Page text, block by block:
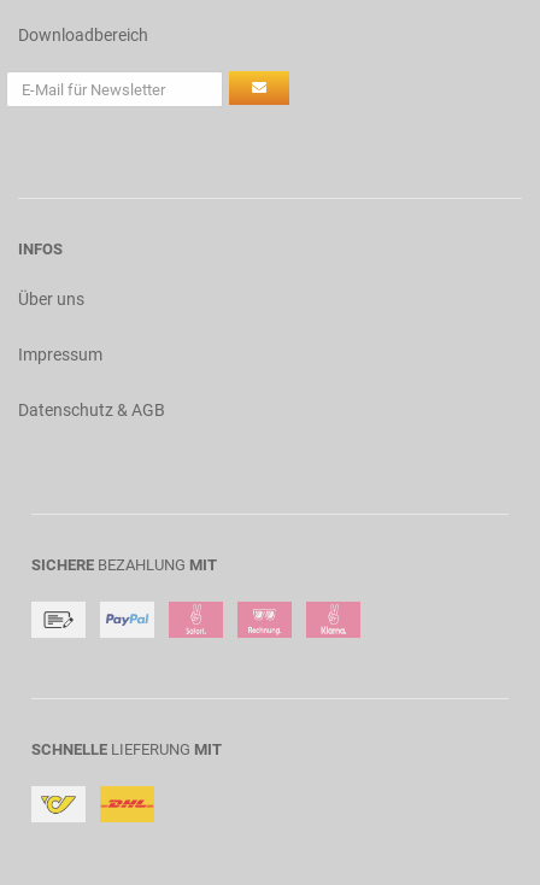
Downloadbereich
INFOS
Über uns
Impressum
Datenschutz & AGB
SICHERE BEZAHLUNG MIT
SCHNELLE LIEFERUNG MIT